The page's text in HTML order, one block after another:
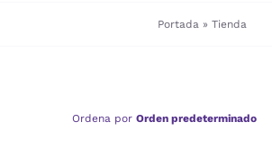
Portada » Tienda
Ordena por Orden predeterminado